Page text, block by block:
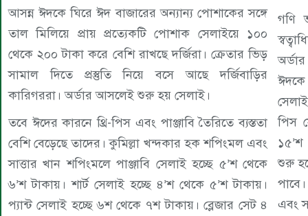
আসন্ন ঈদকে ঘিরে ঈদ বাজারের অন্যান্য পোশাকের সঙ্গে
তাল মিলিয়ে প্রায় প্রত্যেকটি পোশাক সেলাইয়ে ১০০
থেকে ২০০ টাকা করে বেশি রাখছে দর্জিরা। ক্রেতার ভিড়
সামাল দিতে প্রস্তুতি নিয়ে বসে আছে দর্জিবাড়ির
কারিগররা। অর্ডার আসলেই শুরু হয় সেলাই।
তবে ঈদের কারনে থ্রি-পিস এবং পাঞ্জাবি তৈরিতে ব্যস্ততা
বেশি বেড়েছে তাদের। কুমিল্লা খন্দকার হক শপিংমল এবং
সাত্তার খান শপিংমলে পাঞ্জাবি সেলাই হচ্ছে ৫’শ থেকে
৬’শ টাকায়। শার্ট সেলাই হচ্ছে ৪’শ থেকে ৫’শ টাকায়।
প্যান্ট সেলাই হচ্ছে ৬শ থেকে ৭শ টাকায়। ব্লেজার সেট ৪
গণি
ঈদকে
পিস
১৫’শ
শুরু
এবং